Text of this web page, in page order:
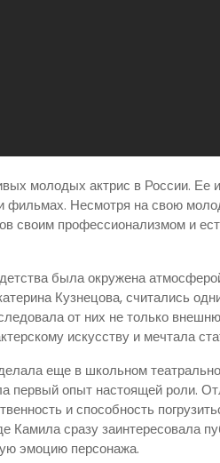
молодых актрис в России. Ее
фильмах. Несмотря на свою
своим профессионализмом и
была окружена
Кузнецова, считались
от них не только
искусству и мечтала
еще в школьном
первый опыт настоящей роли.
и способность
Камила сразу заинтересовала
эмоцию персонажа.